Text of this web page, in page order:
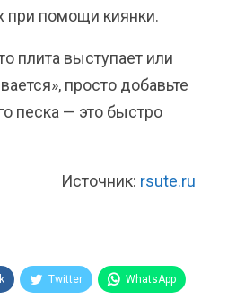
при помощи киянки.
плита выступает или
просто добавьте
песка — это быстро
Источник: rsute.ru
Twitter WhatsApp